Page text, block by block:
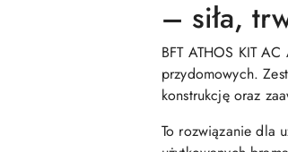
– siła,
BFTATHOS KIT AC
przydomowych.
konstrukcję oraz
To rozwiązanie dla